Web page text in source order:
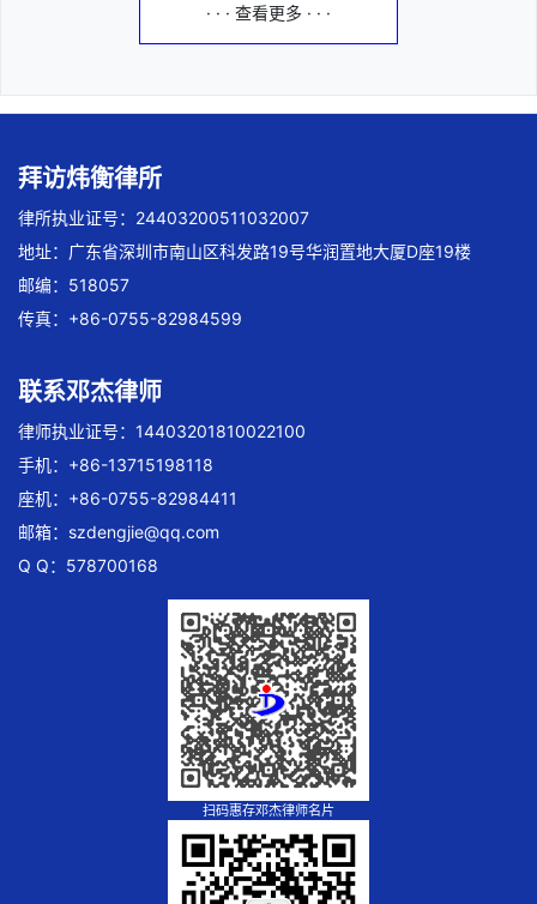
· · · 查看更多 · · ·
拜访炜衡律所
律所执业证号：24403200511032007
地址：广东省深圳市南山区科发路19号华润置地大厦D座19楼
邮编：518057
传真：+86-0755-82984599
联系邓杰律师
律师执业证号：14403201810022100
手机：+86-13715198118
座机：+86-0755-82984411
邮箱： szdengjie@qq.com
Q Q：578700168
扫码惠存邓杰律师名片